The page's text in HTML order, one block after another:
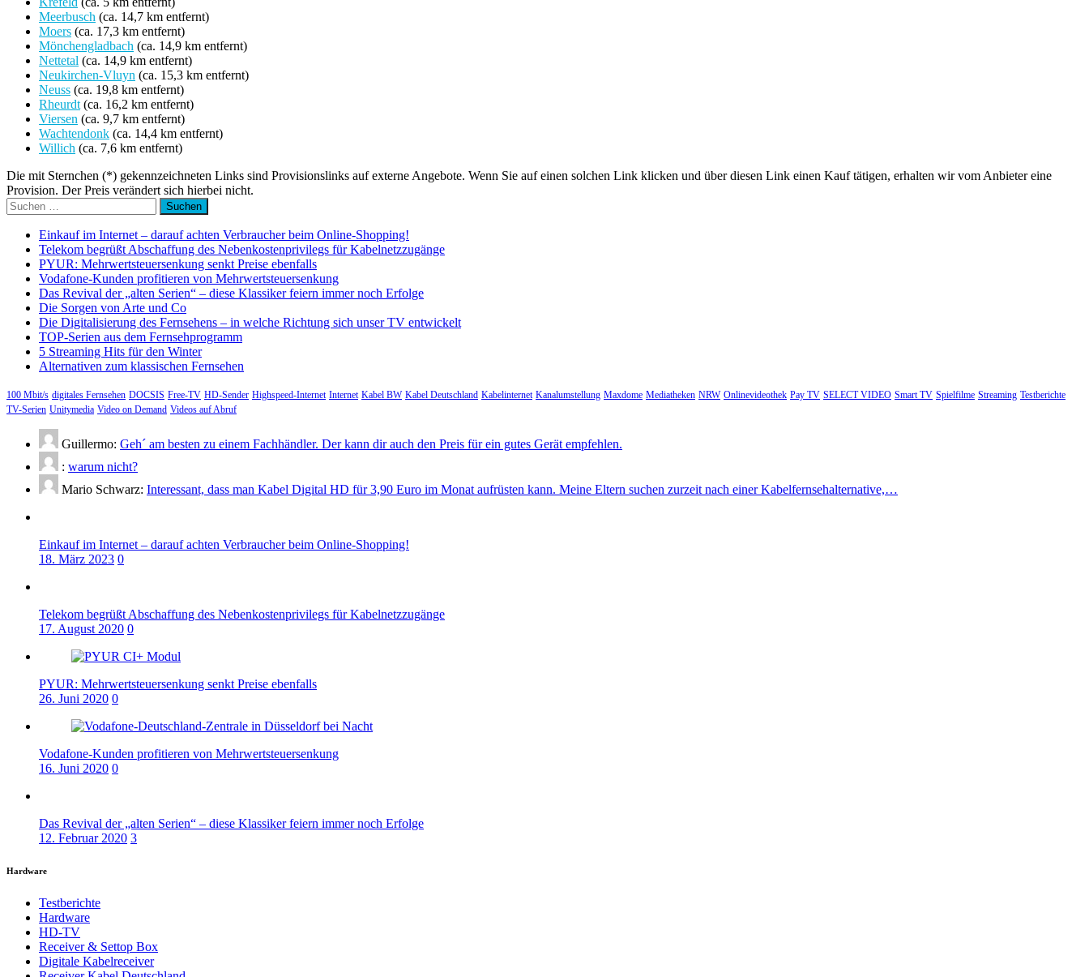
Meerbusch (ca. 14,7 km entfernt)
Moers (ca. 17,3 km entfernt)
Mönchengladbach (ca. 14,9 km entfernt)
Nettetal (ca. 14,9 km entfernt)
Neukirchen-Vluyn (ca. 15,3 km entfernt)
Neuss (ca. 19,8 km entfernt)
Rheurdt (ca. 16,2 km entfernt)
Viersen (ca. 9,7 km entfernt)
Wachtendonk (ca. 14,4 km entfernt)
Willich (ca. 7,6 km entfernt)
Die mit Sternchen (*) gekennzeichneten Links sind Provisionslinks auf externe Angebote. Wenn Sie auf einen solchen Link klicken und über diesen Link einen Kauf tätigen, erhalten wir vom Anbieter eine
Provision. Der Preis verändert sich hierbei nicht.
Suchen
nach:
Einkauf im Internet – darauf achten Verbraucher beim Online-Shopping!
Telekom begrüßt Abschaffung des Nebenkostenprivilegs für Kabelnetzzugänge
PYUR: Mehrwertsteuersenkung senkt Preise ebenfalls
Vodafone-Kunden profitieren von Mehrwertsteuersenkung
Das Revival der „alten Serien“ – diese Klassiker feiern immer noch Erfolge
Die Sorgen von Arte und Co
Die Digitalisierung des Fernsehens – in welche Richtung sich unser TV entwickelt
TOP-Serien aus dem Fernsehprogramm
5 Streaming Hits für den Winter
Alternativen zum klassischen Fernsehen
100 Mbit/s digitales Fernsehen DOCSIS Free-TV HD-Sender Highspeed-Internet Internet Kabel BW Kabel Deutschland Kabelinternet Kanalumstellung Maxdome Mediatheken NRW Onlinevideothek Pay TV SELECT VIDEO Smart TV Spielfilme Streaming Testberichte
TV-Serien Unitymedia Video on Demand Videos auf Abruf
Guillermo: Geh´ am besten zu einem Fachhändler. Der kann dir auch den Preis für ein gutes Gerät empfehlen.
: warum nicht?
Mario Schwarz: Interessant, dass man Kabel Digital HD für 3,90 Euro im Monat aufrüsten kann. Meine Eltern suchen zurzeit nach einer Kabelfernsehalternative,…
Einkauf im Internet – darauf achten Verbraucher beim Online-Shopping!
18. März 2023 0
Telekom begrüßt Abschaffung des Nebenkostenprivilegs für Kabelnetzzugänge
17. August 2020 0
PYUR: Mehrwertsteuersenkung senkt Preise ebenfalls
26. Juni 2020 0
Vodafone-Kunden profitieren von Mehrwertsteuersenkung
16. Juni 2020 0
Das Revival der „alten Serien“ – diese Klassiker feiern immer noch Erfolge
12. Februar 2020 3
Hardware
Testberichte
Hardware
HD-TV
Receiver & Settop Box
Digitale Kabelreceiver